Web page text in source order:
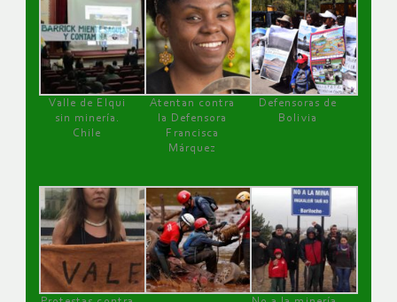
Valle de Elqui
sin minería.
Chile
Atentan contra
la Defensora
Francisca
Márquez
Defensoras de
Bolivia